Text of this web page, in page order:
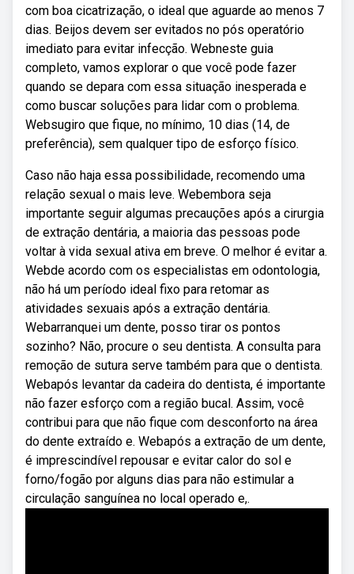
com boa cicatrização, o ideal que aguarde ao menos 7
dias. Beijos devem ser evitados no pós operatório
imediato para evitar infecção. Webneste guia
completo, vamos explorar o que você pode fazer
quando se depara com essa situação inesperada e
como buscar soluções para lidar com o problema.
Websugiro que fique, no mínimo, 10 dias (14, de
preferência), sem qualquer tipo de esforço físico.
Caso não haja essa possibilidade, recomendo uma
relação sexual o mais leve. Webembora seja
importante seguir algumas precauções após a cirurgia
de extração dentária, a maioria das pessoas pode
voltar à vida sexual ativa em breve. O melhor é evitar a.
Webde acordo com os especialistas em odontologia,
não há um período ideal fixo para retomar as
atividades sexuais após a extração dentária.
Webarranquei um dente, posso tirar os pontos
sozinho? Não, procure o seu dentista. A consulta para
remoção de sutura serve também para que o dentista.
Webapós levantar da cadeira do dentista, é importante
não fazer esforço com a região bucal. Assim, você
contribui para que não fique com desconforto na área
do dente extraído e. Webapós a extração de um dente,
é imprescindível repousar e evitar calor do sol e
forno/fogão por alguns dias para não estimular a
circulação sanguínea no local operado e,.